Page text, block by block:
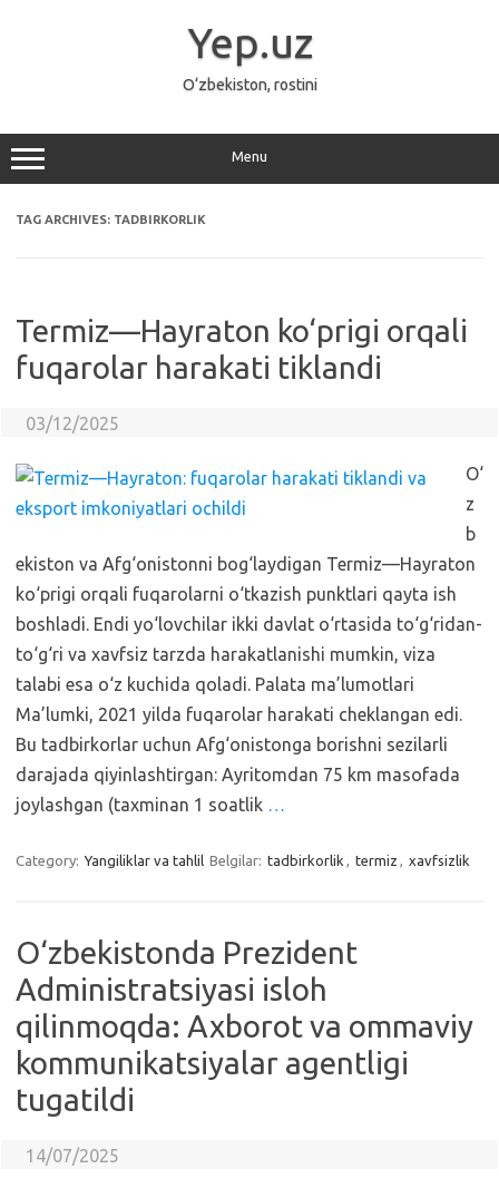
Yep.uz
O‘zbekiston, rostini
Menu
TAG ARCHIVES: TADBIRKORLIK
Termiz—Hayraton ko‘prigi orqali
fuqarolar harakati tiklandi
03/12/2025
O‘
z
b
ekiston va Afg‘onistonni bog‘laydigan Termiz—Hayraton
ko‘prigi orqali fuqarolarni o‘tkazish punktlari qayta ish
boshladi. Endi yo‘lovchilar ikki davlat o‘rtasida to‘g‘ridan-
to‘g‘ri va xavfsiz tarzda harakatlanishi mumkin, viza
talabi esa o‘z kuchida qoladi. Palata ma’lumotlari
Ma’lumki, 2021 yilda fuqarolar harakati cheklangan edi.
Bu tadbirkorlar uchun Afg‘onistonga borishni sezilarli
darajada qiyinlashtirgan: Ayritomdan 75 km masofada
joylashgan (taxminan 1 soatlik …
Category: Yangiliklar va tahlil Belgilar: tadbirkorlik , termiz , xavfsizlik
O‘zbekistonda Prezident
Administratsiyasi isloh
qilinmoqda: Axborot va ommaviy
kommunikatsiyalar agentligi
tugatildi
14/07/2025